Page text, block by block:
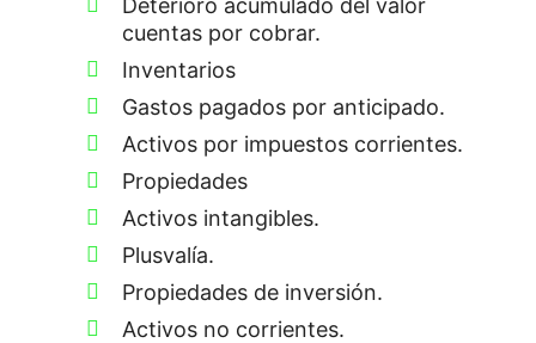
Deterioro acumulado del valor
cuentas por cobrar.
Inventarios
Gastos pagados por anticipado.
Activos por impuestos corrientes.
Propiedades
Activos intangibles.
Plusvalía.
Propiedades de inversión.
Activos no corrientes.